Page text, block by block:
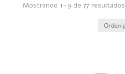
Mostrando 1–9 de 77 resultados